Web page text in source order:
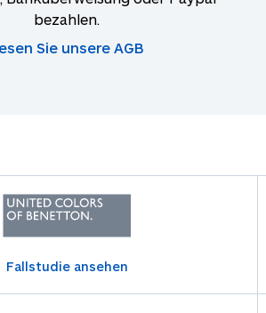
bezahlen.
Sie unsere AGB
Fallstudie ansehen